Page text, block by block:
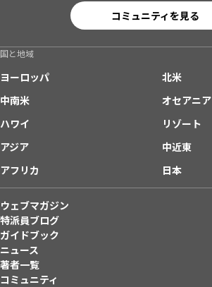
コミュニティを見る
国と地域
ヨーロッパ
北米
中南米
オセアニア
ハワイ
リゾート
アジア
中近東
アフリカ
日本
ウェブマガジン
特派員ブログ
ガイドブック
ニュース
著者一覧
コミュニティ